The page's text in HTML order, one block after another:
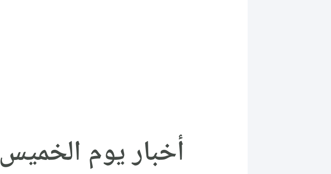
أخبار يوم الخميس 31-10-2024.